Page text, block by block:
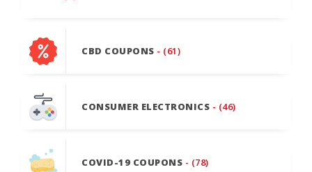
CBD COUPONS - (61)
CONSUMER ELECTRONICS - (46)
COVID-19 COUPONS - (78)